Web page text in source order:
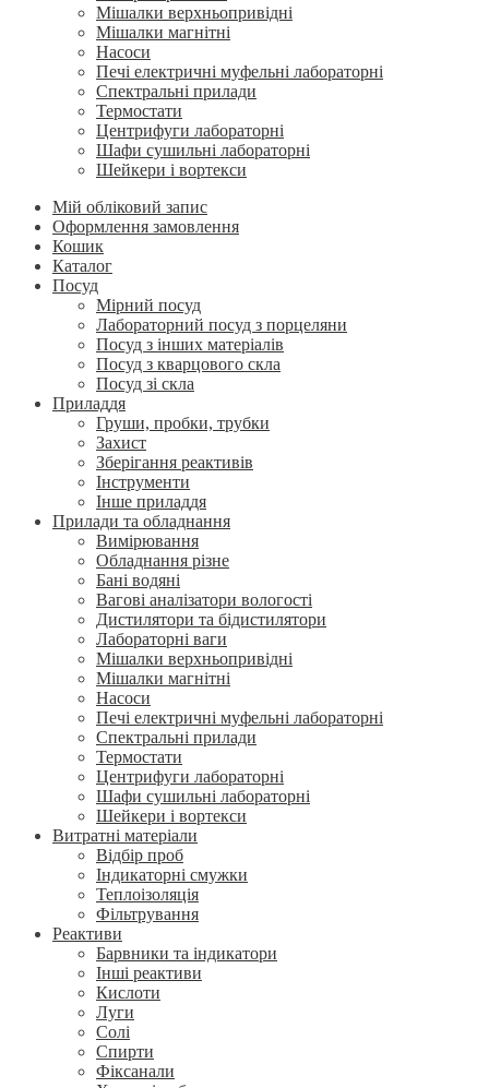
Мішалки верхньопривідні
Мішалки магнітні
Насоси
Печі електричні муфельні лабораторні
Спектральні прилади
Термостати
Центрифуги лабораторні
Шафи сушильні лабораторні
Шейкери і вортекси
Мій обліковий запис
Оформлення замовлення
Кошик
Каталог
Посуд
Мірний посуд
Лабораторний посуд з порцеляни
Посуд з інших матеріалів
Посуд з кварцового скла
Посуд зі скла
Приладдя
Груши, пробки, трубки
Захист
Зберігання реактивів
Інструменти
Інше приладдя
Прилади та обладнання
Вимірювання
Обладнання різне
Бані водяні
Вагові аналізатори вологості
Дистилятори та бідистилятори
Лабораторні ваги
Мішалки верхньопривідні
Мішалки магнітні
Насоси
Печі електричні муфельні лабораторні
Спектральні прилади
Термостати
Центрифуги лабораторні
Шафи сушильні лабораторні
Шейкери і вортекси
Витратні матеріали
Відбір проб
Індикаторні смужки
Теплоізоляція
Фільтрування
Реактиви
Барвники та індикатори
Інші реактиви
Кислоти
Луги
Солі
Спирти
Фіксанали